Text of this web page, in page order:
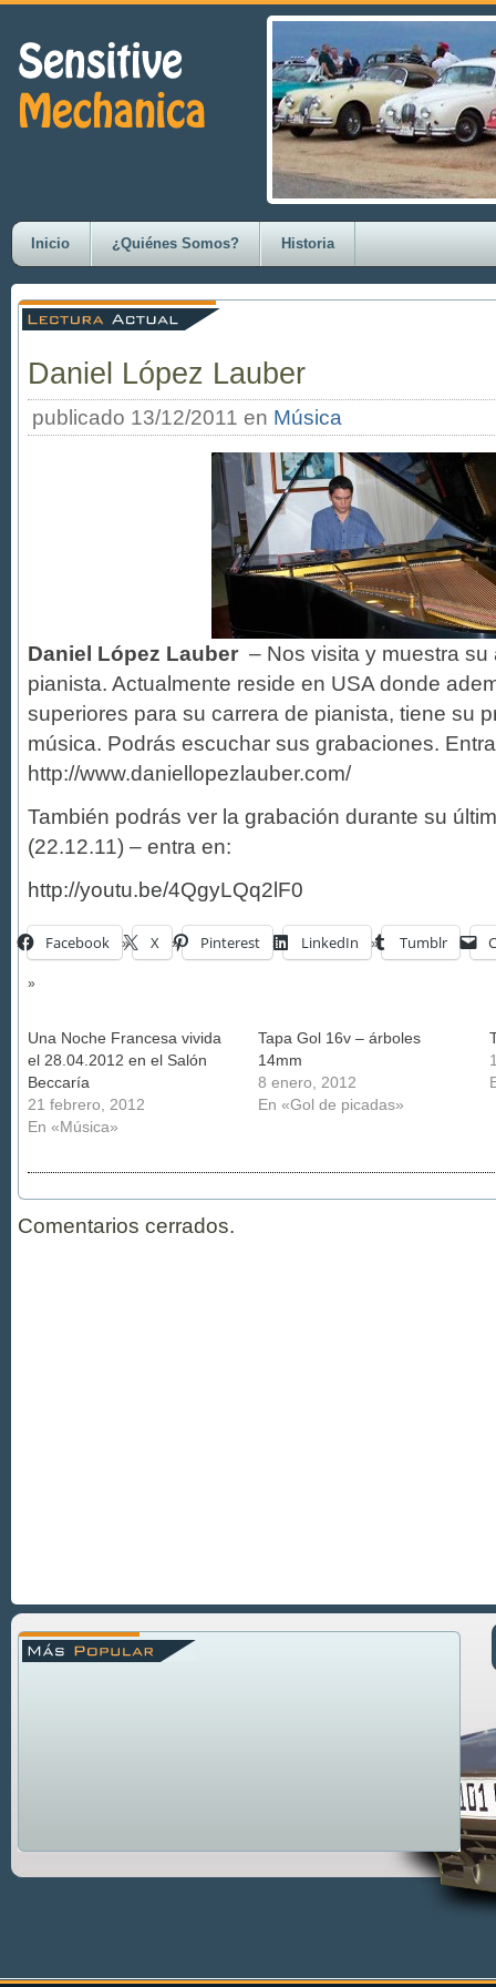
Inicio ¿Quiénes Somos? Historia
Daniel López Lauber
publicado 13/12/2011 en Música
Daniel López Lauber– Nos visita y muestra su
pianista. Actualmente reside en USA donde
superiores para su carrera de pianista, tiene su
música. Podrás escuchar sus grabaciones.
http://www.daniellopezlauber.com/
También podrás ver la grabación durante su
(22.12.11) – entra en:
http://youtu.be/4QgyLQq2lF0
Facebook X Pinterest LinkedIn Tumblr
Una Noche Francesa vivida
el 28.04.2012 en el Salón
Beccaría
21 febrero, 2012
En «Música»
Tapa Gol 16v – árboles
14mm
8 enero, 2012
En «Gol de picadas»
Comentarios cerrados.